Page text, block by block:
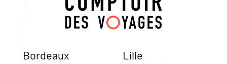
Bordeaux Lille